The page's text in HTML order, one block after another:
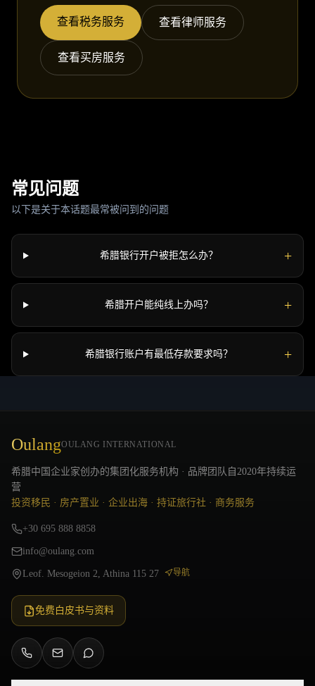
查看税务服务 查看律师服务
查看买房服务
常见问题
以下是关于本话题最常被问到的问题
希腊银行开户被拒怎么办？ +
希腊开户能纯线上办吗？ +
希腊银行账户有最低存款要求吗？ +
OulangOULANG INTERNATIONAL
希腊中国企业家创办的集团化服务机构 · 品牌团队自2020年持续运
营
投资移民 · 房产置业 · 企业出海 · 持证旅行社 · 商务服务
+30 695 888 8858
info@oulang.com
Leof. Mesogeion 2, Athina 115 27 导航
免费白皮书与资料